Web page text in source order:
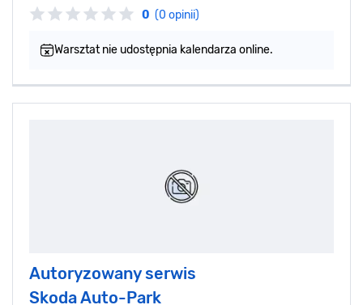
0 (0 opinii)
Warsztat nie udostępnia kalendarza online.
Autoryzowany serwis
Skoda Auto-Park